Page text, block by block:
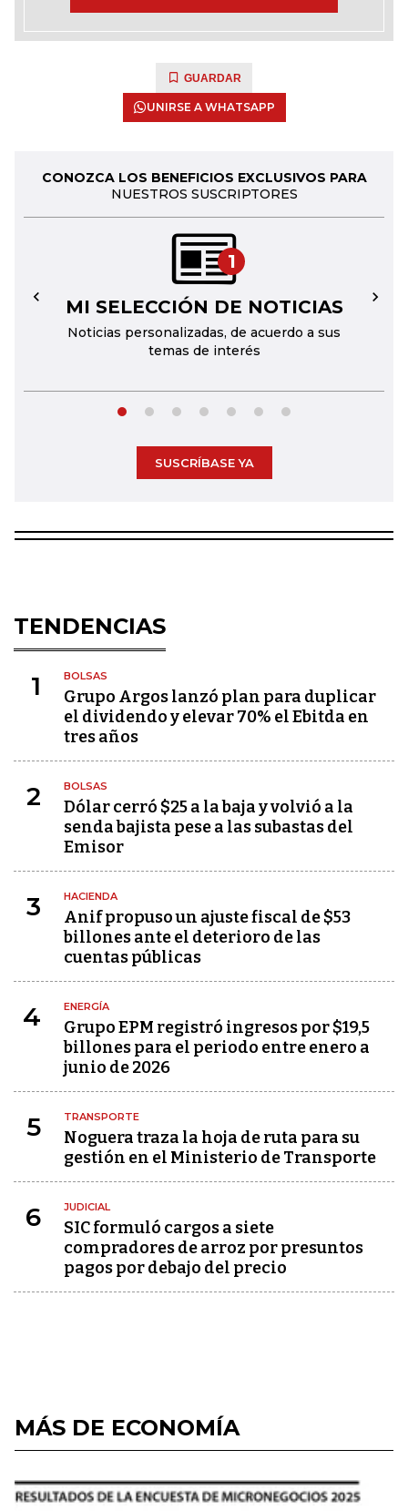
GUARDAR
UNIRSE A WHATSAPP
CONOZCA LOS BENEFICIOS EXCLUSIVOS PARA
NUESTROS SUSCRIPTORES
1
MI SELECCIÓN DE NOTICIAS
Noticias personalizadas, de acuerdo a sus
temas de interés
← →
SUSCRÍBASE YA
TENDENCIAS
1 BOLSAS
Grupo Argos lanzó plan para duplicar
el dividendo y elevar 70% el Ebitda en
tres años
2 BOLSAS
Dólar cerró $25 a la baja y volvió a la
senda bajista pese a las subastas del
Emisor
3 HACIENDA
Anif propuso un ajuste fiscal de $53
billones ante el deterioro de las
cuentas públicas
4 ENERGÍA
Grupo EPM registró ingresos por $19,5
billones para el periodo entre enero a
junio de 2026
5 TRANSPORTE
Noguera traza la hoja de ruta para su
gestión en el Ministerio de Transporte
6 JUDICIAL
SIC formuló cargos a siete
compradores de arroz por presuntos
pagos por debajo del precio
MÁS DE ECONOMÍA